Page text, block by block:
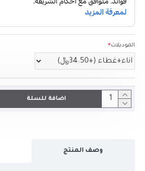
الموديلات
اضافة للسلة
وصف المنتج